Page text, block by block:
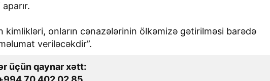
kimlikləri, onların cənazələrinin ölkəmizə gətirilməsi barədə
veriləcəkdir”.
üçün qaynar xətt: